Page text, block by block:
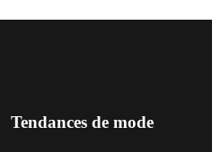
Tendances de mode